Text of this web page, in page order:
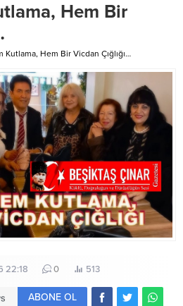
Hem Bir
Kutlama, Hem Bir Vicdan Çığlığı…
22:18 0 513
ABONE OL